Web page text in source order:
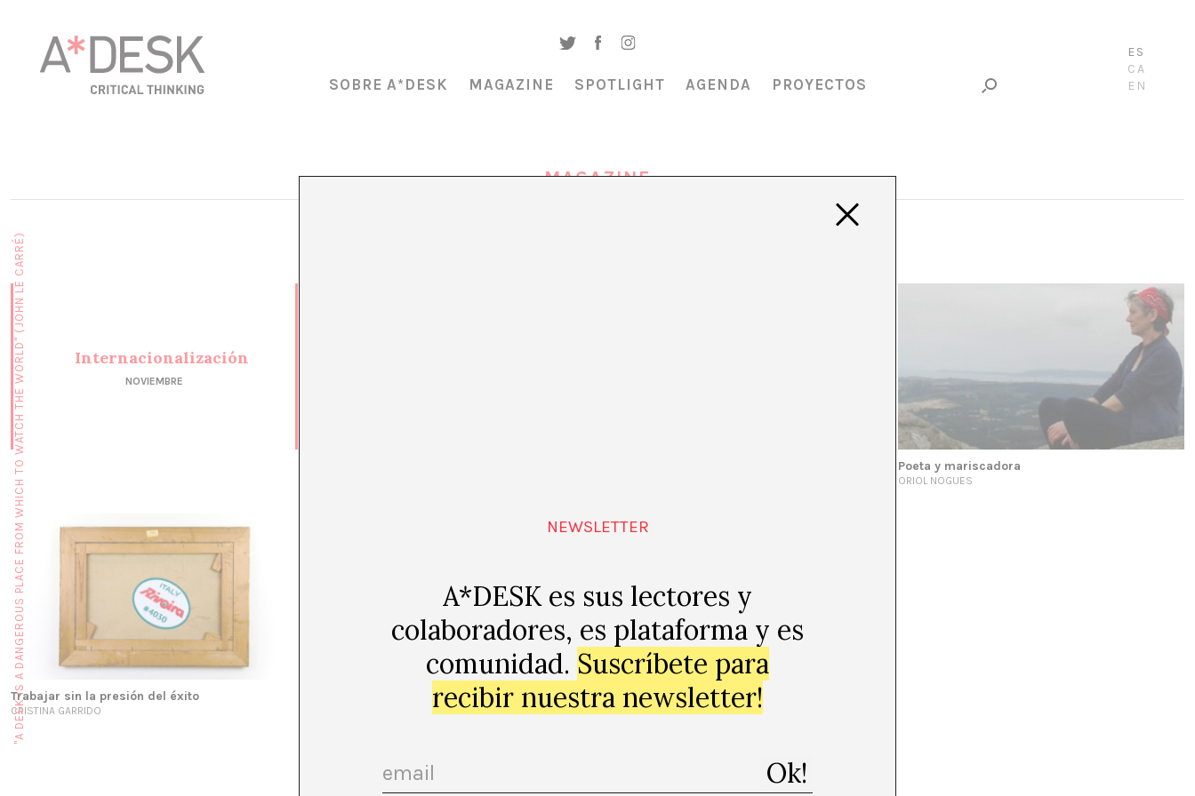
ES
CA
EN
SOBRE A*DESK MAGAZINE SPOTLIGHT AGENDA PROYECTOS
MAGAZINE
Internacionalización
NOVIEMBRE
Poeta y mariscadora
ORIOL NOGUES
Trabajar sin la presión del éxito
CRISTINA GARRIDO
NEWSLETTER
A*DESK es sus lectores y
colaboradores, es plataforma y es
comunidad. Suscríbete para
recibir nuestra newsletter!
"A DESK IS A DANGEROUS PLACE FROM WHICH TO WATCH THE WORLD" (JOHN LE CARRÉ)